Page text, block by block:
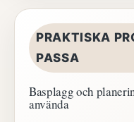
PRAKTISKA
PASSA
Basplagg och
använda